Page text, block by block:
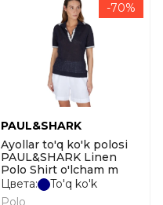
-70%
PAUL&SHARK
Ayollar to'q ko'k polosi
PAUL&SHARK Linen
Polo Shirt o'lcham m
Цвета:
To'q ko'k
Polo